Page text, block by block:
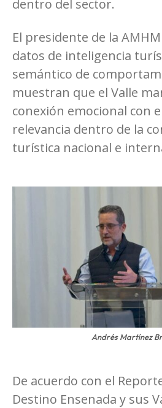
dentro del sector.
El presidente de la
datos de inteligencia
semántico de
muestran que el Valle
conexión emocional con
relevancia dentro de la
turística nacional e
Andrés Martínez
De acuerdo con el
Destino Ensenada y sus